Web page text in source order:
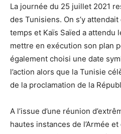
La journée du 25 juillet 2021
des Tunisiens. On s’y
temps et Kaïs Saïed a attendu
mettre en exécution son plan
également choisi une date
l’action alors que la Tunisie
de la proclamation de la
A l’issue d’une réunion
hautes instances de l’Armée